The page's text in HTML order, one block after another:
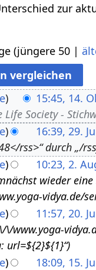
zur
(jüngere 50 |
15:45, 14.
Life Society -
16:39, 29.
rss>“ durch „/
10:23, 2.
wieder
vidya.de/
11:57, 20.
\/www.yoga-
url=${2}${1}“
18:09, 15.